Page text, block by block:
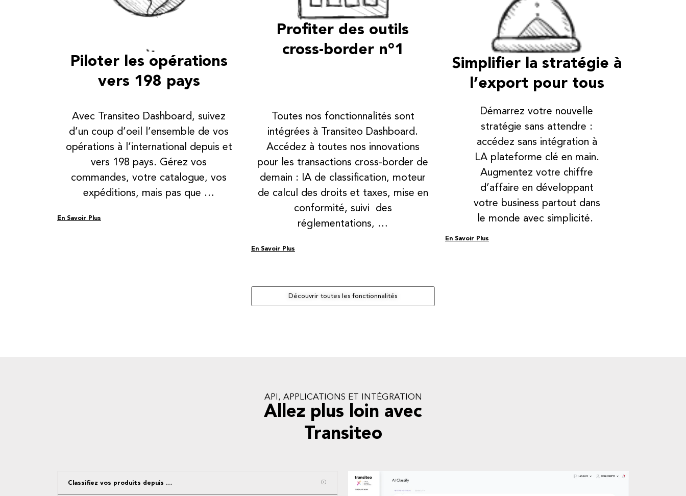
Piloter les opérations
vers 198 pays
Profiter des outils
cross-border n°1
Simplifier la stratégie à
l’export pour tous
Avec Transiteo Dashboard, suivez
d’un coup d’oeil l’ensemble de vos
opérations à l’international depuis et
vers 198 pays. Gérez vos
commandes, votre catalogue, vos
expéditions, mais pas que …
En Savoir Plus
Toutes nos fonctionnalités sont
intégrées à Transiteo Dashboard.
Accédez à toutes nos innovations
pour les transactions cross-border de
demain : IA de classification, moteur
de calcul des droits et taxes, mise en
conformité, suivi des
réglementations, …
En Savoir Plus
Découvrir toutes les fonctionnalités
Démarrez votre nouvelle
stratégie sans attendre :
accédez sans intégration à
LA plateforme clé en main.
Augmentez votre chiffre
d’affaire en développant
votre business partout dans
le monde avec simplicité.
En Savoir Plus
API, APPLICATIONS ET INTÉGRATION
Allez plus loin avec
Transiteo
Classifiez vos produits depuis …